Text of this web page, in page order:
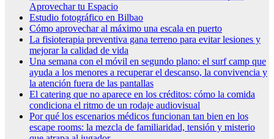
Aprovechar tu Espacio
Estudio fotográfico en Bilbao
Cómo aprovechar al máximo una escala en puerto
La fisioterapia preventiva gana terreno para evitar lesiones y
mejorar la calidad de vida
Una semana con el móvil en segundo plano: el surf camp que
ayuda a los menores a recuperar el descanso, la convivencia y
la atención fuera de las pantallas
El catering que no aparece en los créditos: cómo la comida
condiciona el ritmo de un rodaje audiovisual
Por qué los escenarios médicos funcionan tan bien en los
escape rooms: la mezcla de familiaridad, tensión y misterio